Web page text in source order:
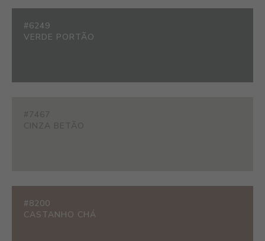
#6249
VERDE PORTÃO
#7467
CINZA BETÃO
#8200
CASTANHO CHÁ